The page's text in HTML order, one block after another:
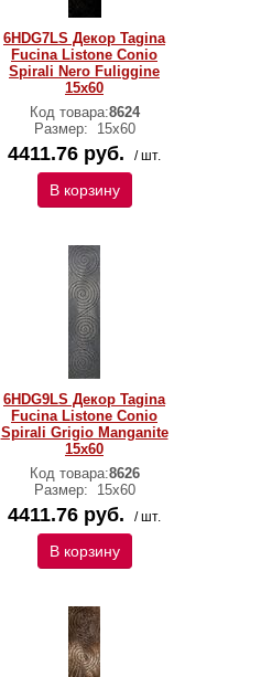
6HDG7LS Декор Tagina
Fucina Listone Conio
Spirali Nero Fuliggine
15x60
Код товара:8624
Размер:
15x60
4411.76 руб. / шт.
В корзину
6HDG9LS Декор Tagina
Fucina Listone Conio
Spirali Grigio Manganite
15x60
Код товара:8626
Размер:
15x60
4411.76 руб. / шт.
В корзину